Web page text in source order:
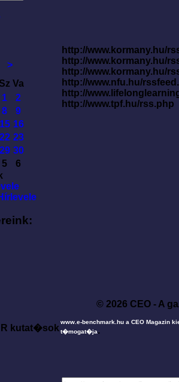
>
Sz Va
1
2
8
9
15 16
22 23
29 30
5
6
http://www.kormany.hu/
http://www.kormany.hu/
http://www.kormany.hu/
http://www.nfu.hu/
http://
http://www.tpf.hu/rss.php
© 2026 CEO - A
www.e-benchmark.hu a CEO Magazin
t�mogat�ja.